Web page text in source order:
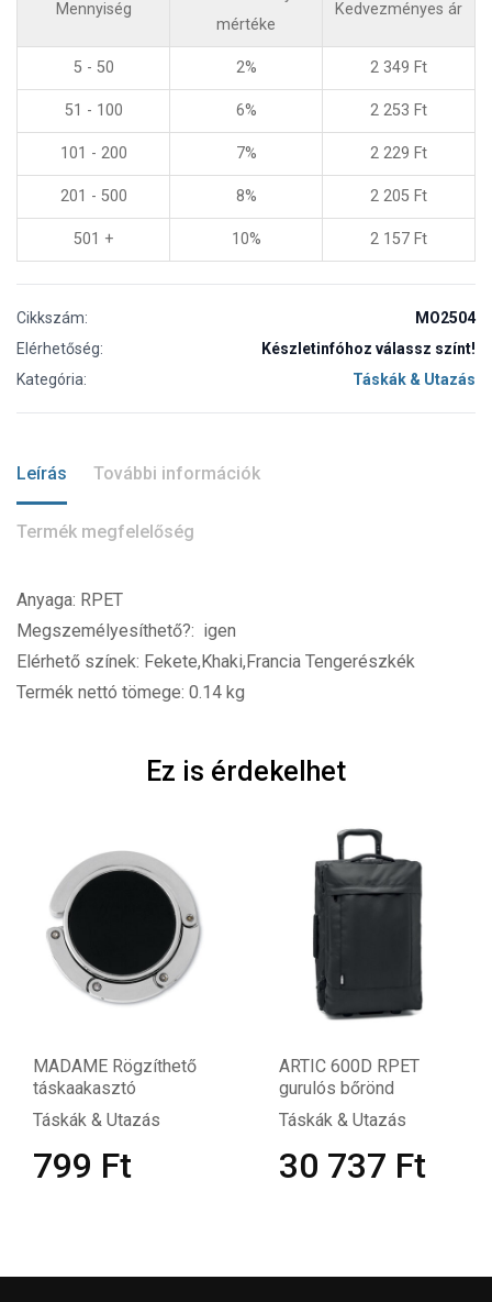
Mennyiség
mértéke
Kedvezményes ár
5 - 50 2% 2 349 Ft
51 - 100 6% 2 253 Ft
101 - 200 7% 2 229 Ft
201 - 500 8% 2 205 Ft
501 + 10% 2 157 Ft
Cikkszám:
MO2504
Elérhetőség:
Készletinfóhoz válassz színt!
Kategória:
Táskák & Utazás
Leírás További információk
Termék megfelelőség
Anyaga: RPET
Megszemélyesíthető?: igen
Elérhető színek: Fekete,Khaki,Francia Tengerészkék
Termék nettó tömege: 0.14 kg
Ez is érdekelhet
MADAME Rögzíthető
táskaakasztó
Táskák & Utazás
799 Ft
ARTIC 600D RPET
gurulós bőrönd
Táskák & Utazás
30 737 Ft